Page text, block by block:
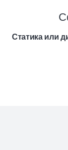
Статика или